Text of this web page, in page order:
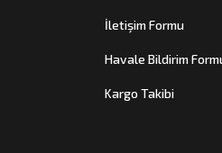
İletişim Formu
Havale Bildirim
Kargo Takibi